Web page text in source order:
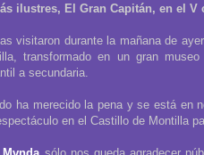
ilustres, El Gran Capitán, en el V
visitaron durante la mañana de
transformado en un gran
a secundaria.
ha merecido la pena y se está en
en el Castillo de Montilla